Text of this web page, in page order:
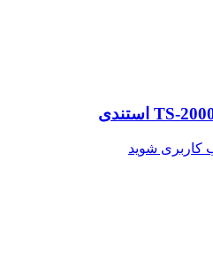
کاربری شوید